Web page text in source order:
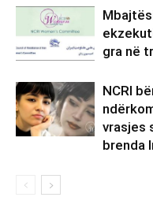
gra në
NCRI
vrasjes
brenda